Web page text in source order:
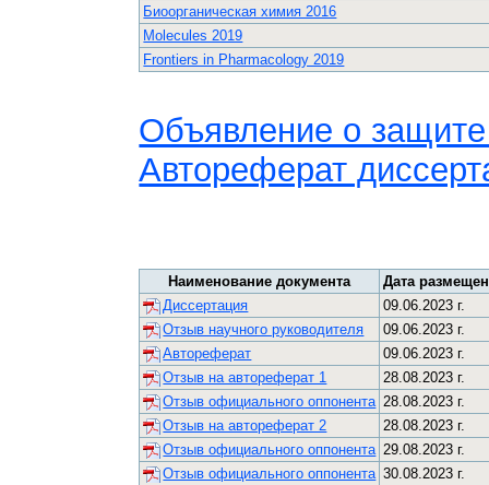
Биоорганическая химия 2016
Molecules 2019
Frontiers in Pharmacology 2019
Объявление о
Автореферат
Наименование документа
Дата
Диссертация
09.06.2023 г.
Отзыв научного руководителя
09.06.2023 г.
Автореферат
09.06.2023 г.
Отзыв на автореферат 1
28.08.2023 г.
Отзыв официального оппонента 28.08.2023 г.
Отзыв на автореферат 2
28.08.2023 г.
Отзыв официального оппонента 29.08.2023 г.
Отзыв официального оппонента 30.08.2023 г.